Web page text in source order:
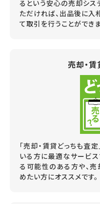
るという安心の売却シス
ただければ、出品後に入
て取引を行うことができま
売却・
「売却・賃貸どっちも査
いる方に最適なサービ
る可能性のある方や、
めたい方にオススメです。